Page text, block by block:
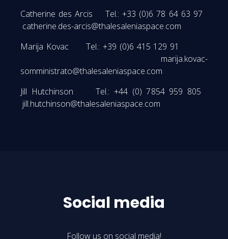
Catherine des Arcis Tel.: +33 (0)6 78 64 63 97
catherine.des-arcis@thalesaleniaspace.com
Marija Kovac Tel.: +39 (0)6 415 129 91
marija.kovac-
somministrato@thalesaleniaspace.com
Jill Hutchinson Tel.: +44 (0) 7854 959 805
jill.hutchinson@thalesaleniaspace.com
Social media
Follow us on social media!